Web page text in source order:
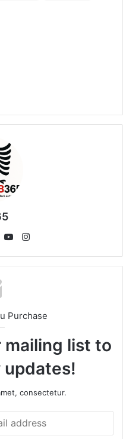
Instagram
Purchase
mailing list to
consectetur.